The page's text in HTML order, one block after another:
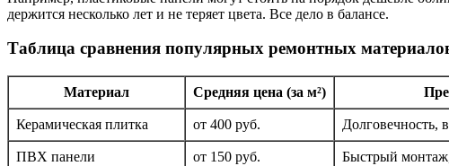
держится несколько лет и не теряет цвета. Все дело в балансе.
Таблица сравнения популярных ремонтных
Материал Средняя цена (за м²)
Керамическая плитка от 400 руб. Долговечность,
ПВХ панели от 150 руб. Быстрый монтаж,